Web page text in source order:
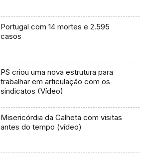
Portugal com 14 mortes e 2.595
casos
PS criou uma nova estrutura para
trabalhar em articulação com os
sindicatos (Vídeo)
Misericórdia da Calheta com visitas
antes do tempo (vídeo)